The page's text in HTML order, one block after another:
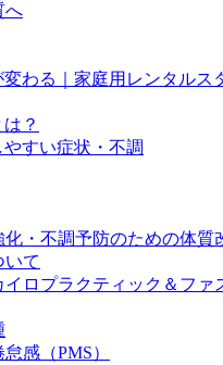
へ
わる｜家庭用レンタルス
？
すい症状・不調
・不調予防のための体質
いて
ロプラクティック＆ファ
感（PMS）